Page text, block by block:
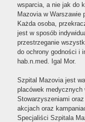
wsparcia, a nie jak do
Mazovia w Warszawie
Każda osoba,
jest w sposób
przestrzeganie
do ochrony godności i
hab.n.med. Igal Mor.
Szpital Mazovia jest
placówek medycznych
Stowarzyszeniami
akcjach oraz
Specjaliści Szpitala